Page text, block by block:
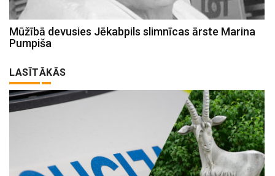
Mūžībā devusies Jēkabpils slimnīcas ārste Marina
Pumpiša
LASĪTĀKĀS